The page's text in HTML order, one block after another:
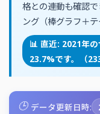
格との連動も確認
ング（棒グラフ＋テ
📊 直近: 2021年
23.7%です。（
🕒 データ更新日時: